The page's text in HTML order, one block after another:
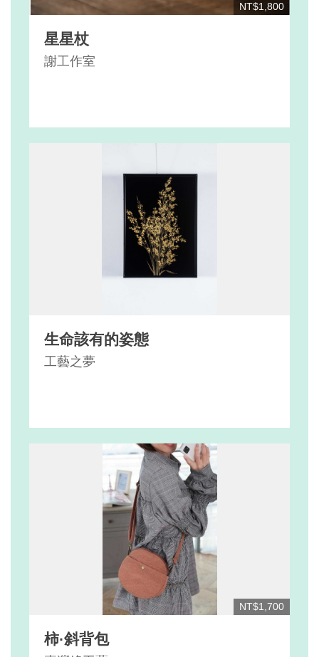
NT$1,800
星星杖
謝工作室
生命該有的姿態
工藝之夢
NT$1,700
柿·斜背包